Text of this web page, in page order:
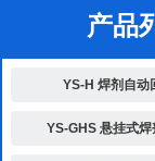
产品
YS-H 焊剂自动
YS-GHS 悬挂式